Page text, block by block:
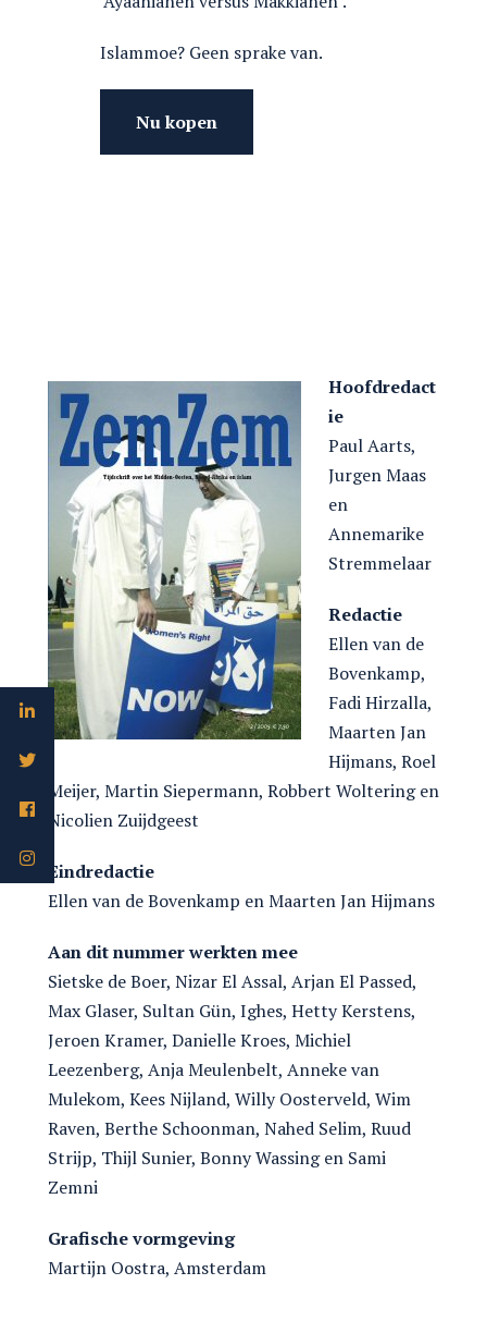
Islammoe? Geen sprake van.
Hoofdredact
ie
Paul Aarts,
Jurgen Maas
en
Annemarike
Stremmelaar
Redactie
Ellen van de
Bovenkamp,
Fadi Hirzalla,
Maarten Jan
Hijmans, Roel
Meijer, Martin Siepermann, Robbert Woltering en
Nicolien Zuijdgeest
Eindredactie
Ellen van de Bovenkamp en Maarten Jan Hijmans
Aan dit nummer werkten mee
Sietske de Boer, Nizar El Assal, Arjan El Passed,
Max Glaser, Sultan Gün, Ighes, Hetty Kerstens,
Jeroen Kramer, Danielle Kroes, Michiel
Leezenberg, Anja Meulenbelt, Anneke van
Mulekom, Kees Nijland, Willy Oosterveld, Wim
Raven, Berthe Schoonman, Nahed Selim, Ruud
Strijp, Thijl Sunier, Bonny Wassing en Sami
Zemni
Grafische vormgeving
Martijn Oostra, Amsterdam